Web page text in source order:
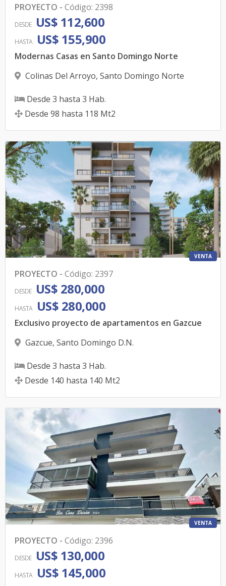
PROYECTO - Código: 2398
DESDE US$ 112,600
HASTA US$ 155,900
Modernas Casas en Santo Domingo Norte
Colinas Del Arroyo, Santo Domingo Norte
Desde 3 hasta 3 Hab.
Desde 98 hasta 118 Mt2
VENTA
PROYECTO - Código: 2397
DESDE US$ 280,000
HASTA US$ 280,000
Exclusivo proyecto de apartamentos en Gazcue
Gazcue, Santo Domingo D.N.
Desde 3 hasta 3 Hab.
Desde 140 hasta 140 Mt2
VENTA
PROYECTO - Código: 2396
DESDE US$ 130,000
HASTA US$ 145,000